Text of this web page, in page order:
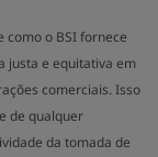
o BSI fornece
justa e equitativa em
comerciais. Isso
de qualquer
da tomada de